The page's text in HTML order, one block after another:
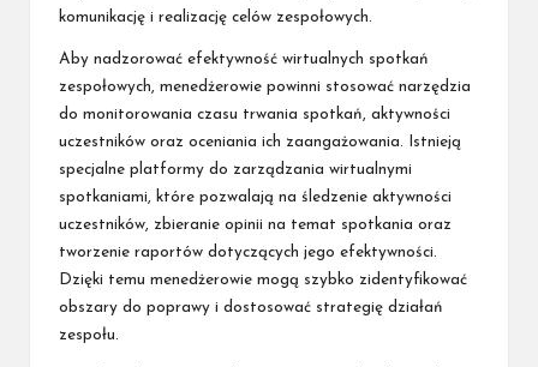
komunikację i realizację celów zespołowych.
Aby nadzorować efektywność wirtualnych spotkań
zespołowych, menedżerowie powinni stosować narzędzia
do monitorowania czasu trwania spotkań, aktywności
uczestników oraz oceniania ich zaangażowania. Istnieją
specjalne platformy do zarządzania wirtualnymi
spotkaniami, które pozwalają na śledzenie aktywności
uczestników, zbieranie opinii na temat spotkania oraz
tworzenie raportów dotyczących jego efektywności.
Dzięki temu menedżerowie mogą szybko zidentyfikować
obszary do poprawy i dostosować strategię działań
zespołu.